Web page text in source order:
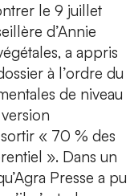
le 9 juillet
d’Annie
a appris
à l’ordre du
de niveau
« 70 % des
». Dans un
Presse a pu